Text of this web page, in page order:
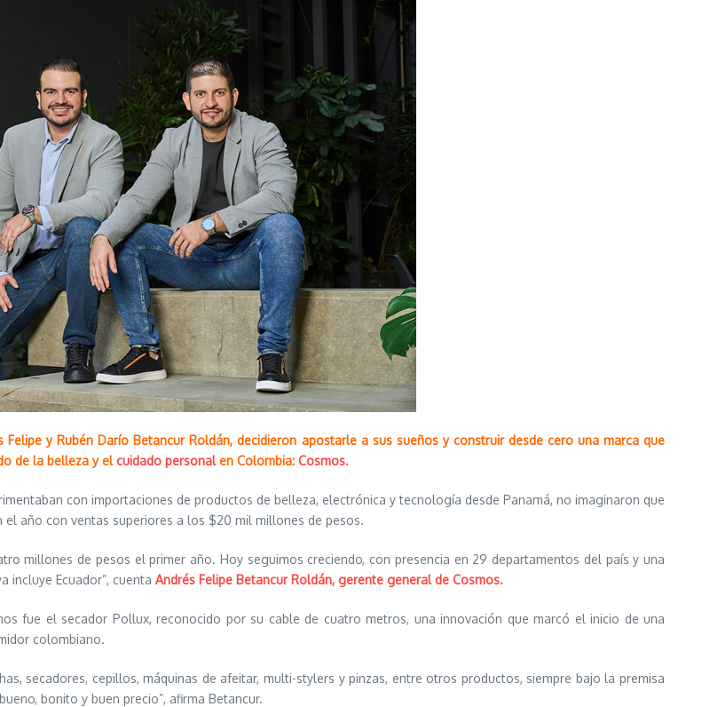
Felipe y Rubén Darío Betancur Roldán, decidieron apostarle a sus sueños y construir desde cero una marca que
de la belleza y elcuidado personalen Colombia: Cosmos.
con importaciones de productos de belleza, electrónica y tecnología desde Panamá, no imaginaron que
el año con ventas superiores a los $20 mil millones de pesos.
millones de pesos el primer año. Hoy seguimos creciendo, con presencia en 29 departamentos del país y una
incluye Ecuador”, cuenta Andrés Felipe Betancur Roldán, gerente general de Cosmos.
fue el secador Pollux, reconocido por su cable de cuatro metros, una innovación que marcó el inicio de una
colombiano.
secadores, cepillos, máquinas de afeitar, multi-stylers y pinzas, entre otros productos, siempre bajo la premisa
bonito y buen precio”, afirma Betancur.